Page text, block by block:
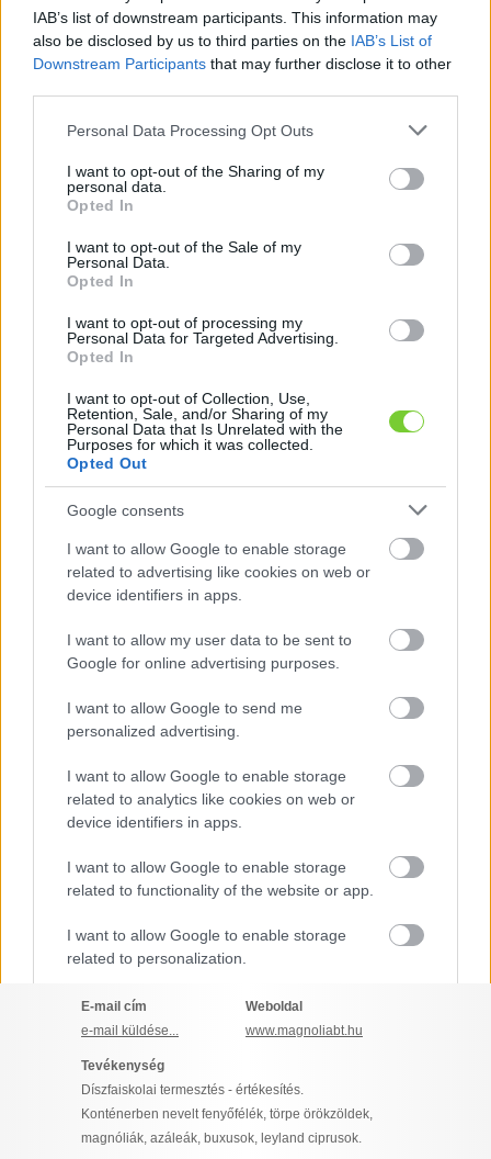
IAB’s list of downstream participants. This information may
also be disclosed by us to third parties on the IAB’s List of
Downstream Participants that may further disclose it to other
Please note that this website/app uses one or more Google
not limited to your visit or usage behaviour. You may click to
grant or deny consent to Google and its third-party tags to
use your data for below specified purposes in below Google
consent section.
Personal Data Processing Opt Outs
I want to opt-out of the Sharing of my
personal data.
Opted In
I want to opt-out of the Sale of my
Personal Data.
Opted In
I want to opt-out of processing my
Personal Data for Targeted Advertising.
Opted In
I want to opt-out of Collection, Use,
Retention, Sale, and/or Sharing of my
Personal Data that Is Unrelated with the
Purposes for which it was collected.
Opted Out
Google consents
I want to allow Google to enable storage
related to advertising like cookies on web or
device identifiers in apps.
I want to allow my user data to be sent to
Google for online advertising purposes.
I want to allow Google to send me
personalized advertising.
I want to allow Google to enable storage
related to analytics like cookies on web or
device identifiers in apps.
I want to allow Google to enable storage
related to functionality of the website or app.
I want to allow Google to enable storage
related to personalization.
I want to allow Google to enable storage
related to security, including authentication
user protection.
Felhasználónév
Jelszó
Elfelejtette jelszavát?
Bejelentkezés
faiskola.hu
Kertészeti, kerti termékek és szolgáltatások térképes
KERTÉSZ ÉS KERTÉSZET REGISZTRÁCIÓ
Magnolia Bt.
+36-30-979-2346
E-mail cím
e-mail küldése...
Weboldal
www.magnoliabt.hu
Tevékenység
Díszfaiskolai termesztés - értékesítés.
Konténerben nevelt fenyőfélék, törpe örökzöldek,
magnóliák, azáleák, buxusok, leyland ciprusok.